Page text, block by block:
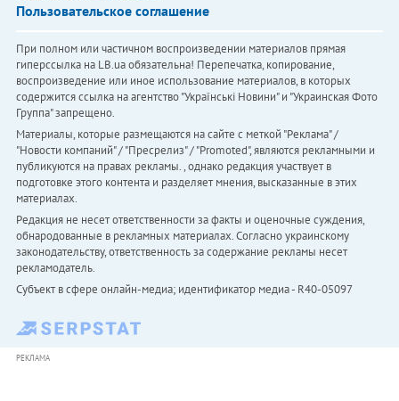
Пользовательское соглашение
При полном или частичном воспроизведении материалов прямая
гиперссылка на LB.ua обязательна! Перепечатка, копирование,
воспроизведение или иное использование материалов, в которых
содержится ссылка на агентство "Українськi Новини" и "Украинская Фото
Группа" запрещено.
Материалы, которые размещаются на сайте с меткой "Реклама" /
"Новости компаний" / "Пресрелиз" / "Promoted", являются рекламными и
публикуются на правах рекламы. , однако редакция участвует в
подготовке этого контента и разделяет мнения, высказанные в этих
материалах.
Редакция не несет ответственности за факты и оценочные суждения,
обнародованные в рекламных материалах. Согласно украинскому
законодательству, ответственность за содержание рекламы несет
рекламодатель.
Субъект в сфере онлайн-медиа; идентификатор медиа - R40-05097
РЕКЛАМА